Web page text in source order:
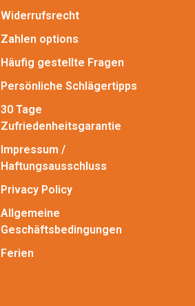
Widerrufsrecht
Zahlen options
Häufig gestellte Fragen
Persönliche Schlägertipps
30 Tage
Zufriedenheitsgarantie
Impressum /
Haftungsausschluss
Privacy Policy
Allgemeine
Geschäftsbedingungen
Ferien